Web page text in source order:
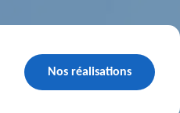
Nos réalisations